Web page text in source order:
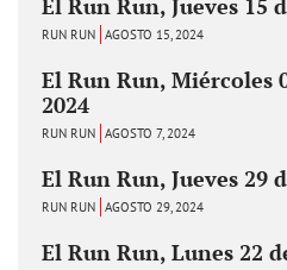
El Run Run, Jueves 15
RUN RUN AGOSTO 15, 2024
El Run Run, Miércoles
2024
RUN RUN AGOSTO 7, 2024
El Run Run, Jueves 29
RUN RUN AGOSTO 29, 2024
El Run Run, Lunes 22